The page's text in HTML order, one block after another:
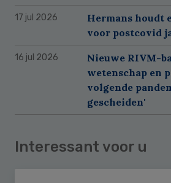
17 jul 2026
Hermans houdt
voor postcovid
16 jul 2026
Nieuwe RIVM-
wetenschap en
volgende
gescheiden'
Interessant voor u